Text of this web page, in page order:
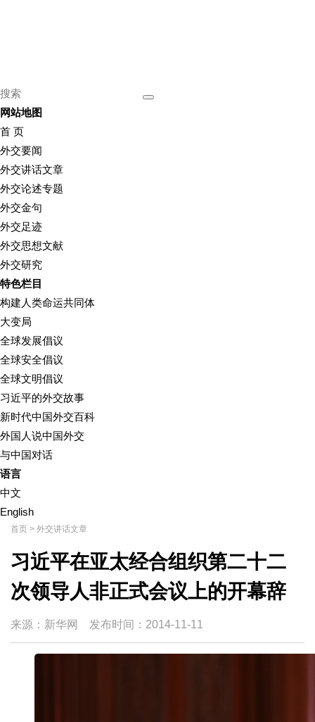
网站地图
首 页
外交要闻
外交讲话文章
外交论述专题
外交金句
外交足迹
外交思想文献
外交研究
特色栏目
构建人类命运共同体
大变局
全球发展倡议
全球安全倡议
全球文明倡议
习近平的外交故事
新时代中国外交百科
外国人说中国外交
与中国对话
语言
中文
English
首页 > 外交讲话文章
习近平在亚太经合组织第二十二
次领导人非正式会议上的开幕辞
来源：新华网 发布时间： 2014-11-11